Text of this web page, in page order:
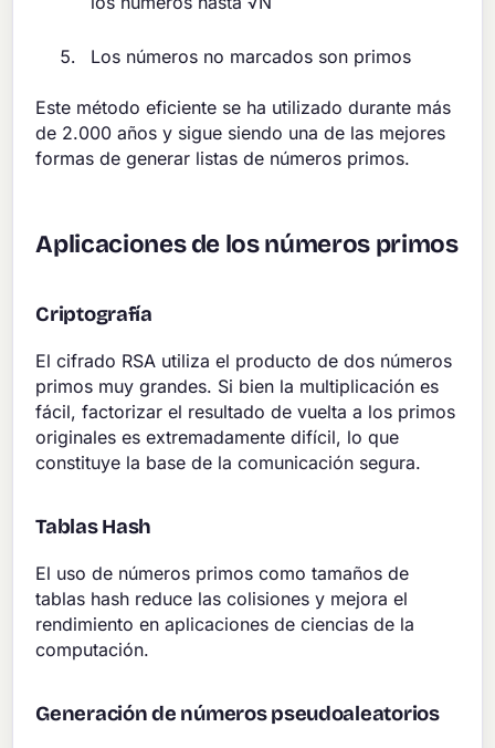
Los números no marcados son primos
Este método eficiente se ha utilizado durante más
de 2.000 años y sigue siendo una de las mejores
formas de generar listas de números primos.
Aplicaciones de los números primos
Criptografía
El cifrado RSA utiliza el producto de dos números
primos muy grandes. Si bien la multiplicación es
fácil, factorizar el resultado de vuelta a los primos
originales es extremadamente difícil, lo que
constituye la base de la comunicación segura.
Tablas Hash
El uso de números primos como tamaños de
tablas hash reduce las colisiones y mejora el
rendimiento en aplicaciones de ciencias de la
computación.
Generación de números pseudoaleatorios